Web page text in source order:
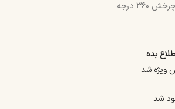
بده
ویژه شد
شد